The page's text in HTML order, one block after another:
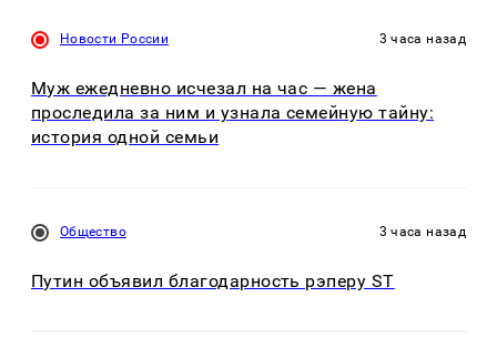
Новости России 3 часа назад
Муж ежедневно исчезал на час — жена
проследила за ним и узнала семейную тайну:
история одной семьи
Общество 3 часа назад
Путин объявил благодарность рэперу ST